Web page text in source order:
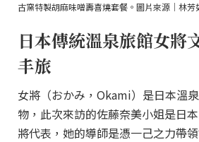
古窯特製胡麻味噌壽喜燒套餐。圖片來源｜林芳
日本傳統溫泉旅館女將
丰旅
女將（おかみ，Okami）是日本溫
物，此次來訪的佐藤奈美小姐是日
將代表，她的導師是憑一己之力帶